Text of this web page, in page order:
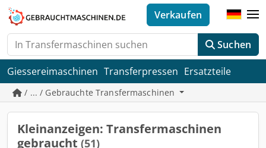
Suchen
Verkaufen
Giessereimaschinen Transferpressen Ersatzteile
/ ... / Gebrauchte Transfermaschinen
Kleinanzeigen: Transfermaschinen
gebraucht (51)